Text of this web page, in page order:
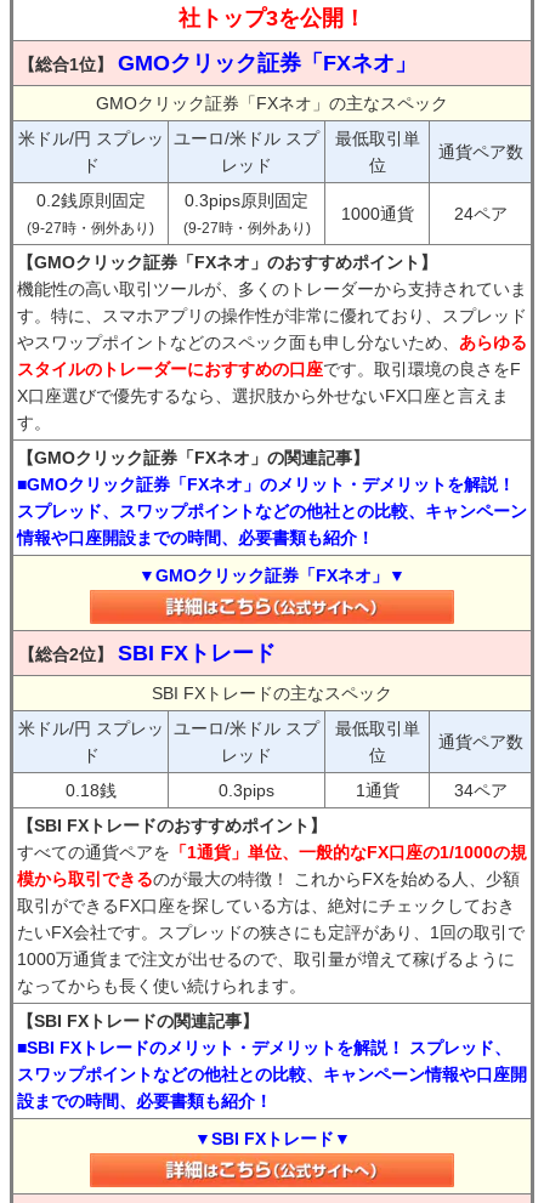
社トップ3を公開！
【総合1位】 GMOクリック証券「FXネオ」
GMOクリック証券「FXネオ」の主なスペック
米ドル/円 スプレッ
ド
ユーロ/米ドル スプ
レッド
最低取引単
位
通貨ペア数
0.2銭原則固定
(9-27時・例外あり)
0.3pips原則固定
(9-27時・例外あり)
1000通貨 24ペア
【GMOクリック証券「FXネオ」のおすすめポイント】
機能性の高い取引ツールが、多くのトレーダーから支持されていま
す。特に、スマホアプリの操作性が非常に優れており、スプレッド
やスワップポイントなどのスペック面も申し分ないため、 あらゆる
スタイルのトレーダーにおすすめの口座です。取引環境の良さをF
X口座選びで優先するなら、選択肢から外せないFX口座と言えま
す。
【GMOクリック証券「FXネオ」の関連記事】
■GMOクリック証券「FXネオ」のメリット・デメリットを解説！
スプレッド、スワップポイントなどの他社との比較、キャンペーン
情報や口座開設までの時間、必要書類も紹介！
▼GMOクリック証券「FXネオ」▼
【総合2位】 SBI FXトレード
SBI FXトレードの主なスペック
米ドル/円 スプレッ
ド
ユーロ/米ドル スプ
レッド
最低取引単
位
通貨ペア数
0.18銭 0.3pips 1通貨
34ペア
【SBI FXトレードのおすすめポイント】
すべての通貨ペアを 「1通貨」単位、一般的なFX口座の1/1000の規
模から取引できるのが最大の特徴！ これからFXを始める人、少額
取引ができるFX口座を探している方は、絶対にチェックしておき
たいFX会社です。スプレッドの狭さにも定評があり、1回の取引で
1000万通貨まで注文が出せるので、取引量が増えて稼げるように
なってからも長く使い続けられます。
【SBI FXトレードの関連記事】
■SBI FXトレードのメリット・デメリットを解説！ スプレッド、
スワップポイントなどの他社との比較、キャンペーン情報や口座開
設までの時間、必要書類も紹介！
▼SBI FXトレード▼